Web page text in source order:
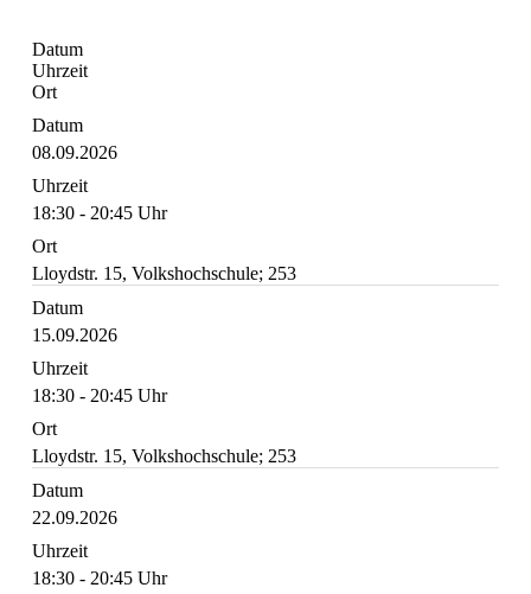
Datum
Uhrzeit
Ort
Datum
08.09.2026
Uhrzeit
18:30 - 20:45 Uhr
Ort
Lloydstr. 15, Volkshochschule; 253
Datum
15.09.2026
Uhrzeit
18:30 - 20:45 Uhr
Ort
Lloydstr. 15, Volkshochschule; 253
Datum
22.09.2026
Uhrzeit
18:30 - 20:45 Uhr